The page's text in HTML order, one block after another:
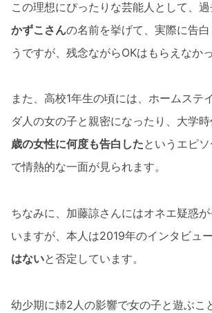
この理想にぴったりな芸能人として、
かずこさんの名前を挙げて、実際に告
うですが、残念ながらOKはもらえなか
また、高校1年生の頃には、ホームステ
ダ人の女の子と親密になったり、大学
歳の女性に何度も告白したというエピ
で情熱的な一面が見られます。
ちなみに、加藤諒さんにはオネエ疑惑
いますが、本人は2019年のインタビュ
はないと否定しています。
幼少期に姉2人の影響で女の子と遊ぶこ